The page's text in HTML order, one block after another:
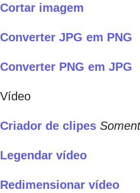
Cortar imagem
Converter JPG em PNG
Converter PNG em JPG
Vídeo
Criador de clipes
Legendar vídeo
Redimensionar vídeo